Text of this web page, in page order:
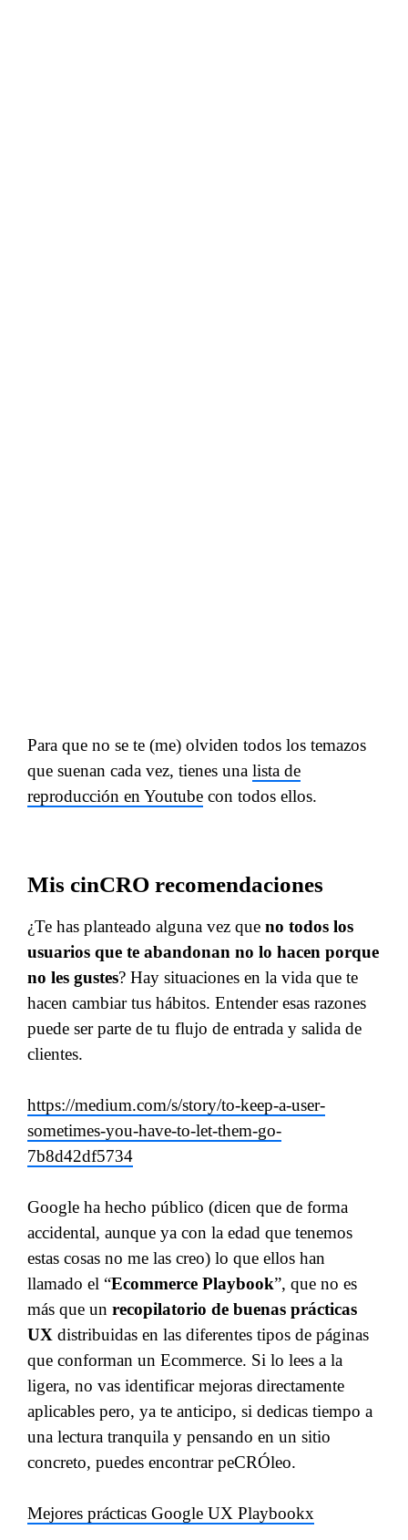
Para que no se te (me) olviden todos los temazos
que suenan cada vez, tienes una lista de
reproducción en Youtube con todos ellos.
Mis cinCRO recomendaciones
¿Te has planteado alguna vez que no todos los
usuarios que te abandonan no lo hacen porque
no les gustes? Hay situaciones en la vida que te
hacen cambiar tus hábitos. Entender esas razones
puede ser parte de tu flujo de entrada y salida de
clientes.
https://medium.com/s/story/to-keep-a-user-
sometimes-you-have-to-let-them-go-
7b8d42df5734
Google ha hecho público (dicen que de forma
accidental, aunque ya con la edad que tenemos
estas cosas no me las creo) lo que ellos han
llamado el “Ecommerce Playbook”, que no es
más que un recopilatorio de buenas prácticas
UX distribuidas en las diferentes tipos de páginas
que conforman un Ecommerce. Si lo lees a la
ligera, no vas identificar mejoras directamente
aplicables pero, ya te anticipo, si dedicas tiempo a
una lectura tranquila y pensando en un sitio
concreto, puedes encontrar peCRÓleo.
Mejores prácticas Google UX Playbookx